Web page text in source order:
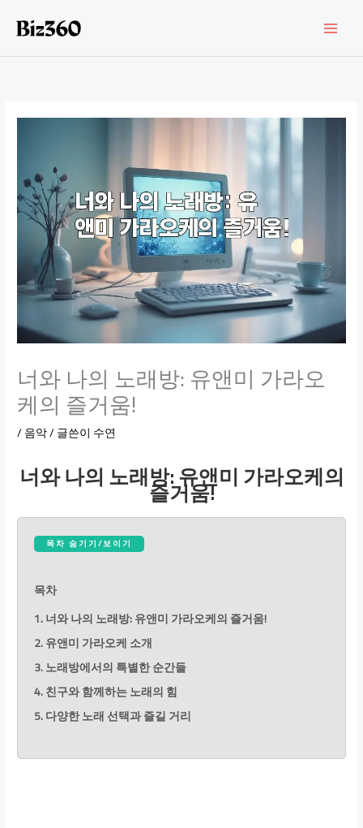
로
너와 나의 노래방: 유앤미 가라오
케의 즐거움!
/음악/ 글쓴이 수연
너와 나의 노래방: 유앤미 가라오케의
즐거움!
목차 숨기기/보이기
목차
1. 너와 나의 노래방: 유앤미 가라오케의 즐거움!
2. 유앤미 가라오케 소개
3. 노래방에서의 특별한 순간들
4. 친구와 함께하는 노래의 힘
5. 다양한 노래 선택과 즐길 거리